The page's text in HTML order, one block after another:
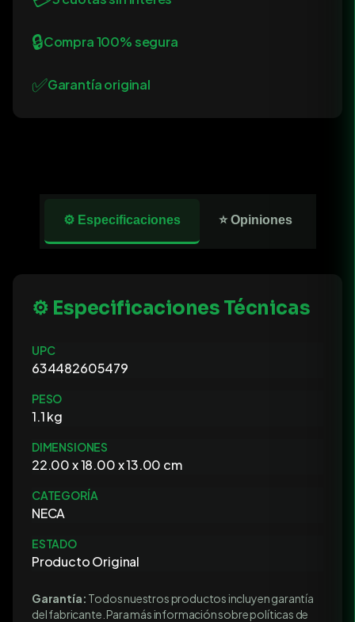
🔒Compra 100% segura
✅Garantía original
⚙️ Especificaciones ⭐ Opiniones
⚙️ Especificaciones Técnicas
UPC
634482605479
PESO
1.1 kg
DIMENSIONES
22.00 x 18.00 x 13.00 cm
CATEGORÍA
NECA
ESTADO
Producto Original
Garantía: Todos nuestros productos incluyen garantía
del fabricante. Para más información sobre políticas de